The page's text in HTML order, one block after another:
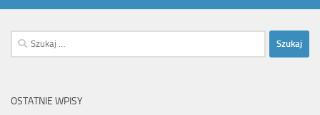
Szukaj:
OSTATNIE WPISY